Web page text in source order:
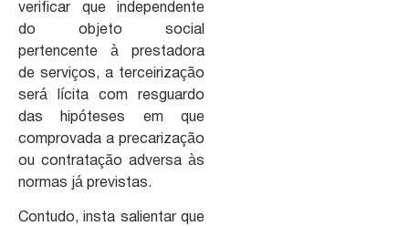
verificar que independente
do objeto social
pertencente à prestadora
de serviços, a terceirização
será lícita com resguardo
das hipóteses em que
comprovada a precarização
ou contratação adversa às
normas já previstas.
Contudo, insta salientar que